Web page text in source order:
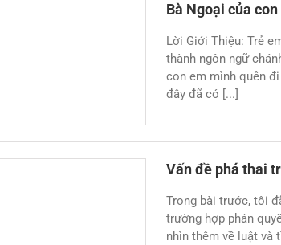
Bà Ngoại của con
Lời Giới Thiệu: Trẻ
thành ngôn ngữ
con em mình quên
đây đã có [...]
Vấn đề phá thai
Trong bài trước, tôi
trường hợp phán
nhìn thêm về luật và